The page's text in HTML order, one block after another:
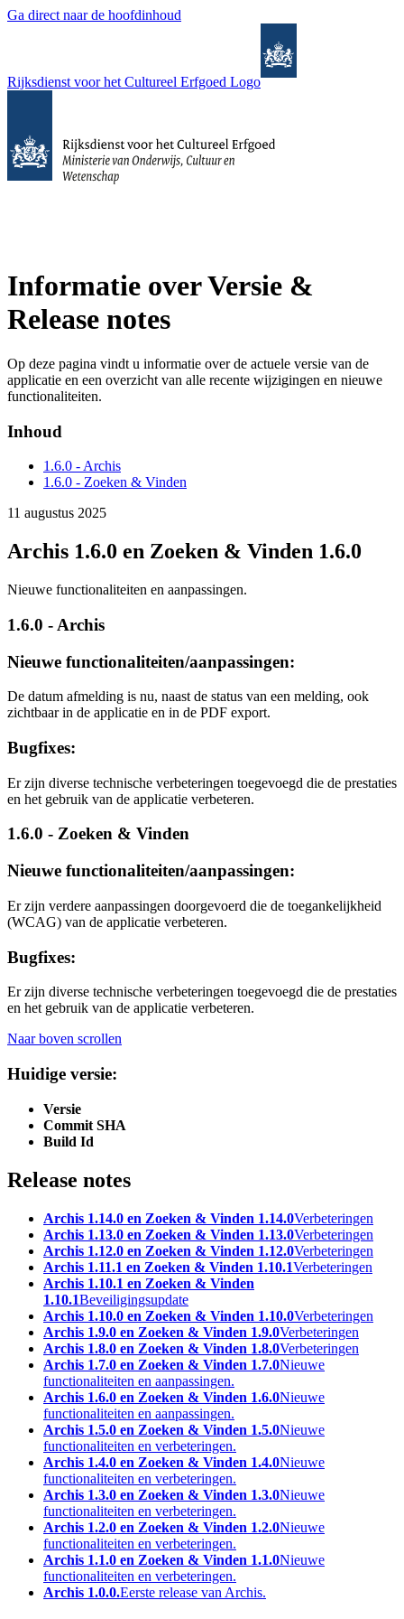
Ga direct naar de hoofdinhoud
Rijksdienst voor het Cultureel Erfgoed Logo
Informatie over Versie &
Release notes
Op deze pagina vindt u informatie over de actuele versie van de
applicatie en een overzicht van alle recente wijzigingen en nieuwe
functionaliteiten.
Inhoud
1.6.0 - Archis
1.6.0 - Zoeken & Vinden
11 augustus 2025
Archis 1.6.0 en Zoeken & Vinden 1.6.0
Nieuwe functionaliteiten en aanpassingen.
1.6.0 - Archis
Nieuwe functionaliteiten/aanpassingen:
De datum afmelding is nu, naast de status van een melding, ook
zichtbaar in de applicatie en in de PDF export.
Bugfixes:
Er zijn diverse technische verbeteringen toegevoegd die de prestaties
en het gebruik van de applicatie verbeteren.
1.6.0 - Zoeken & Vinden
Nieuwe functionaliteiten/aanpassingen:
Er zijn verdere aanpassingen doorgevoerd die de toegankelijkheid
(WCAG) van de applicatie verbeteren.
Bugfixes:
Er zijn diverse technische verbeteringen toegevoegd die de prestaties
en het gebruik van de applicatie verbeteren.
Naar boven scrollen
Huidige versie:
Versie
Commit SHA
Build Id
Release notes
Archis 1.14.0 en Zoeken & Vinden 1.14.0Verbeteringen
Archis 1.13.0 en Zoeken & Vinden 1.13.0Verbeteringen
Archis 1.12.0 en Zoeken & Vinden 1.12.0Verbeteringen
Archis 1.11.1 en Zoeken & Vinden 1.10.1Verbeteringen
Archis 1.10.1 en Zoeken & Vinden
1.10.1Beveiligingsupdate
Archis 1.10.0 en Zoeken & Vinden 1.10.0Verbeteringen
Archis 1.9.0 en Zoeken & Vinden 1.9.0Verbeteringen
Archis 1.8.0 en Zoeken & Vinden 1.8.0Verbeteringen
Archis 1.7.0 en Zoeken & Vinden 1.7.0Nieuwe
functionaliteiten en aanpassingen.
Archis 1.6.0 en Zoeken & Vinden 1.6.0Nieuwe
functionaliteiten en aanpassingen.
Archis 1.5.0 en Zoeken & Vinden 1.5.0Nieuwe
functionaliteiten en verbeteringen.
Archis 1.4.0 en Zoeken & Vinden 1.4.0Nieuwe
functionaliteiten en verbeteringen.
Archis 1.3.0 en Zoeken & Vinden 1.3.0Nieuwe
functionaliteiten en verbeteringen.
Archis 1.2.0 en Zoeken & Vinden 1.2.0Nieuwe
functionaliteiten en verbeteringen.
Archis 1.1.0 en Zoeken & Vinden 1.1.0Nieuwe
functionaliteiten en verbeteringen.
Archis 1.0.0.Eerste release van Archis.